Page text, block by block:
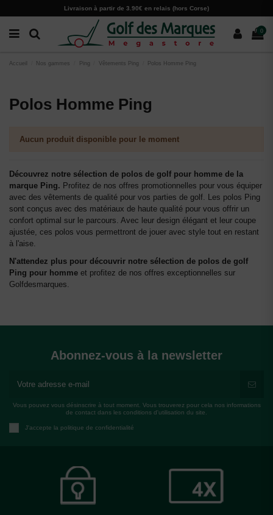
Livraison à partir de 3.90€ en relais (hors Corse)
0
Accueil Nos gammes Ping Vêtements Ping Polos Homme Ping
Polos Homme Ping
Aucun produit disponible pour le moment
Découvrez notre sélection de polos de golf pour homme de la
marque Ping. Profitez de nos offres promotionnelles pour vous équiper
avec des vêtements de qualité pour vos parties de golf. Les polos Ping
sont conçus avec des matériaux de haute qualité pour vous offrir un
confort optimal sur le parcours. Avec leur design élégant et leur coupe
ajustée, ces polos vous permettront de jouer avec style tout en restant
à l'aise.
N'attendez plus pour découvrir notre sélection de polos de golf
Ping pour homme et profitez de nos offres exceptionnelles sur
Golfdesmarques.
Abonnez-vous à la newsletter
Vous pouvez vous désinscrire à tout moment. Vous trouverez pour cela nos informations
de contact dans les conditions d'utilisation du site.
J'accepte la politique de confidentialité
Paramètres des cookies